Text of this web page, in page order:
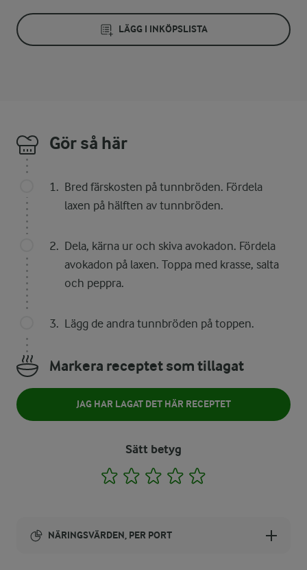
LÄGG I INKÖPSLISTA
Gör så här
Bred färskosten på tunnbröden. Fördela
laxen på hälften av tunnbröden.
Dela, kärna ur och skiva avokadon. Fördela
avokadon på laxen. Toppa med krasse, salta
och peppra.
Lägg de andra tunnbröden på toppen.
Markera receptet som tillagat
JAG HAR LAGAT DET HÄR RECEPTET
Sätt betyg
1 2 3 4
NÄRINGSVÄRDEN, PER PORT